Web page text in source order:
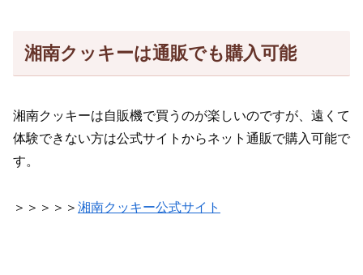
湘南クッキーは通販でも購入可能
湘南クッキーは自販機で買うのが楽しいのですが、遠くて
体験できない方は公式サイトからネット通販で購入可能で
す。
＞＞＞＞＞ 湘南クッキー公式サイト